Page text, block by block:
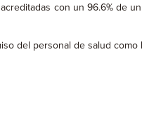
con un 96.6% de
del personal de salud